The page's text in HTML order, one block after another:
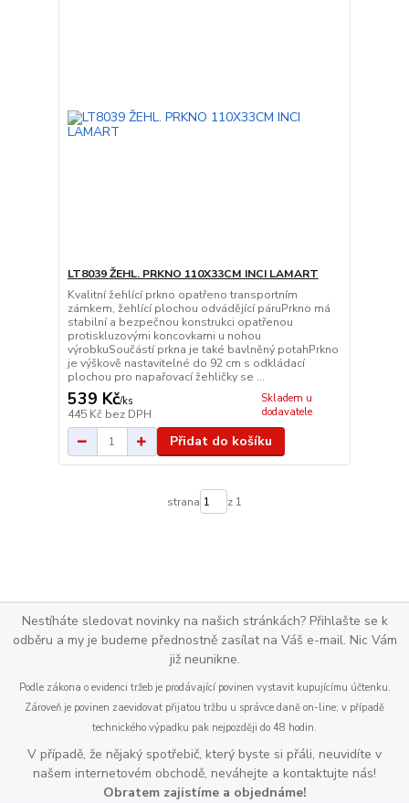
LT8039 ŽEHL. PRKNO 110X33CM INCI LAMART
Kvalitní žehlící prkno opatřeno transportním
zámkem, žehlící plochou odvádějící páruPrkno má
stabilní a bezpečnou konstrukci opatřenou
protiskluzovými koncovkami u nohou
výrobkuSoučástí prkna je také bavlněný potahPrkno
je výškově nastavitelné do 92 cm s odkládací
plochou pro napařovací žehličky se ...
539 Kč/ks
445 Kč bez DPH
Skladem u
dodavatele
Přidat do košíku
strana z 1
Nestíháte sledovat novinky na našich stránkách? Přihlašte se k
odběru a my je budeme přednostně zasílat na Váš e-mail. Nic Vám
již neunikne.
Podle zákona o evidenci tržeb je prodávající povinen vystavit kupujícímu účtenku.
Zároveň je povinen zaevidovat přijatou tržbu u správce daně on-line; v případě
technického výpadku pak nejpozději do 48 hodin.
V případě, že nějaký spotřebič, který byste si přáli, neuvidíte v
našem internetovém obchodě, neváhejte a kontaktujte nás!
Obratem zajistíme a objednáme!